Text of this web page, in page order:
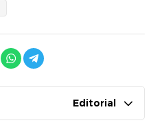
Editorial